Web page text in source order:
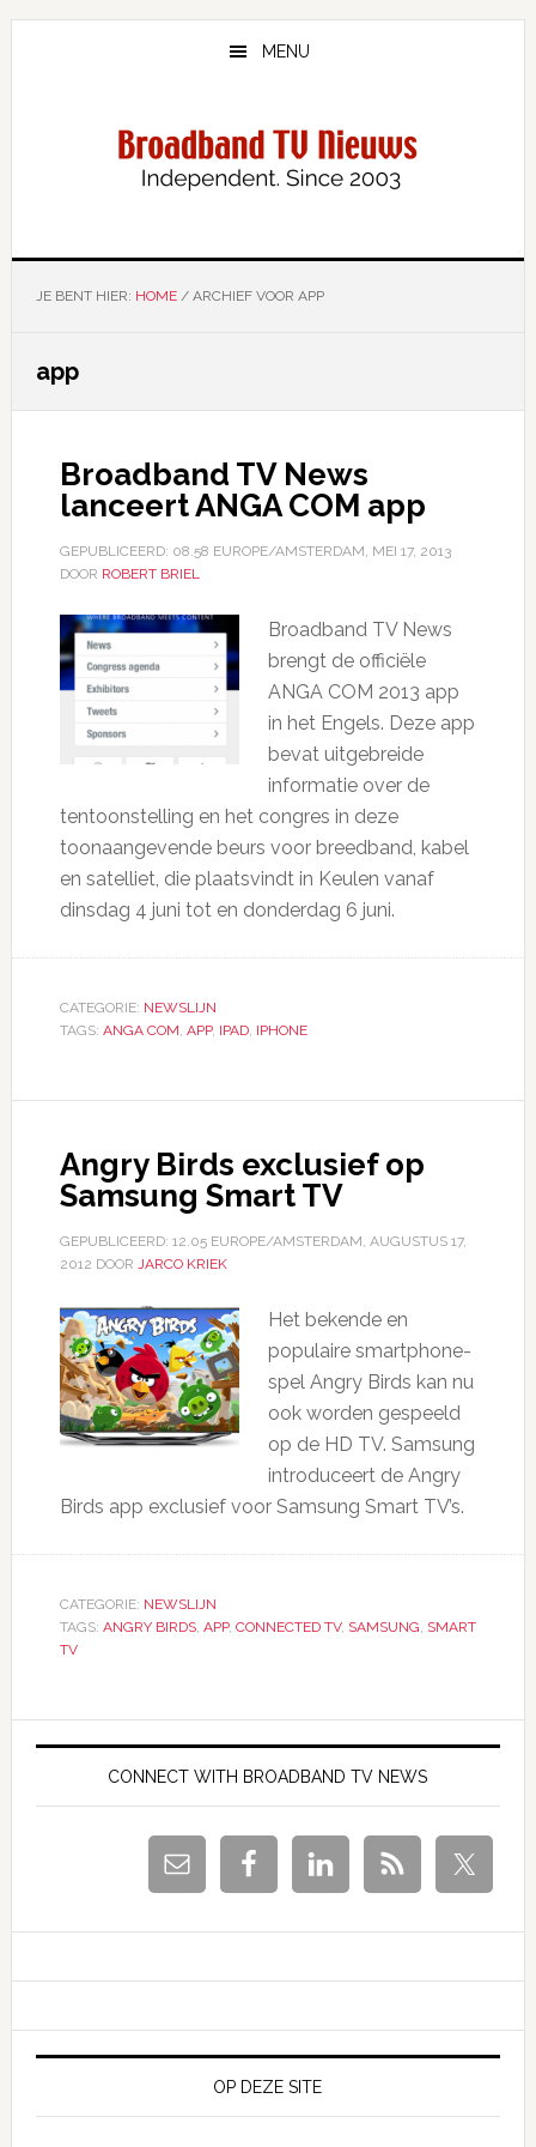
Door
Spring
MENU
JE BENT HIER: HOME /ARCHIEF VOOR APP
app
Broadband TV News
lanceert ANGA COM app
GEPUBLICEERD: 08.58 EUROPE/AMSTERDAM, MEI 17, 2013
DOOR ROBERT BRIEL
Broadband TV News
brengt de officiële
ANGA COM 2013 app
in het Engels. Deze app
bevat uitgebreide
informatie over de
tentoonstelling en het congres in deze
toonaangevende beurs voor breedband, kabel
en satelliet, die plaatsvindt in Keulen vanaf
dinsdag 4 juni tot en donderdag 6 juni.
CATEGORIE: NEWSLIJN
TAGS: ANGA COM, APP, IPAD, IPHONE
Angry Birds exclusief op
Samsung Smart TV
GEPUBLICEERD: 12.05 EUROPE/AMSTERDAM, AUGUSTUS 17,
2012 DOOR JARCO KRIEK
Het bekende en
populaire smartphone-
spel Angry Birds kan nu
ook worden gespeeld
op de HD TV. Samsung
introduceert de Angry
Birds app exclusief voor Samsung Smart TV’s.
CATEGORIE: NEWSLIJN
TAGS: ANGRY BIRDS, APP, CONNECTED TV, SAMSUNG, SMART
TV
Primaire
SidebarCONNECT WITH BROADBAND TV NEWS
OP DEZE SITE